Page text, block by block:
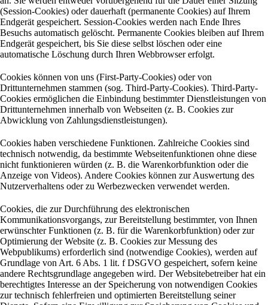
(Session-Cookies) oder dauerhaft (permanente Cookies) auf Ihrem
Endgerät gespeichert. Session-Cookies werden nach Ende Ihres
Besuchs automatisch gelöscht. Permanente Cookies bleiben auf Ihrem
Endgerät gespeichert, bis Sie diese selbst löschen oder eine
automatische Löschung durch Ihren Webbrowser erfolgt.
Cookies können von uns (First-Party-Cookies) oder von
Drittunternehmen stammen (sog. Third-Party-Cookies). Third-Party-
Cookies ermöglichen die Einbindung bestimmter Dienstleistungen von
Drittunternehmen innerhalb von Webseiten (z. B. Cookies zur
Abwicklung von Zahlungsdienstleistungen).
Cookies haben verschiedene Funktionen. Zahlreiche Cookies sind
technisch notwendig, da bestimmte Webseitenfunktionen ohne diese
nicht funktionieren würden (z. B. die Warenkorbfunktion oder die
Anzeige von Videos). Andere Cookies können zur Auswertung des
Nutzerverhaltens oder zu Werbezwecken verwendet werden.
Cookies, die zur Durchführung des elektronischen
Kommunikationsvorgangs, zur Bereitstellung bestimmter, von Ihnen
erwünschter Funktionen (z. B. für die Warenkorbfunktion) oder zur
Optimierung der Website (z. B. Cookies zur Messung des
Webpublikums) erforderlich sind (notwendige Cookies), werden auf
Grundlage von Art. 6 Abs. 1 lit. f DSGVO gespeichert, sofern keine
andere Rechtsgrundlage angegeben wird. Der Websitebetreiber hat ein
berechtigtes Interesse an der Speicherung von notwendigen Cookies
zur technisch fehlerfreien und optimierten Bereitstellung seiner